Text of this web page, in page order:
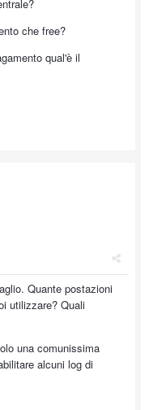
che free?
qual'è il
Quante postazioni
utilizzare? Quali
una comunissima
alcuni log di